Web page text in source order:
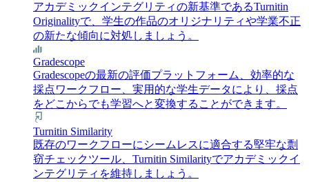
アカデミックインテグリティの新基準であるTurnitin
Originalityで、学生の作品のオリジナリティや学業不正
の新たな傾向に対処しましょう。
Gradescope
Gradescopeの最新の評価プラットフォーム、効率的な
採点ワークフロー、実用的な学生データにより、採点
をどこからでも学習へと変換することができます。
Turnitin Similarity
既存のワークフローにシームレスに適合する堅牢な剽
窃チェックツール、Turnitin Similarityでアカデミックイ
ンテグリティを維持しましょう。